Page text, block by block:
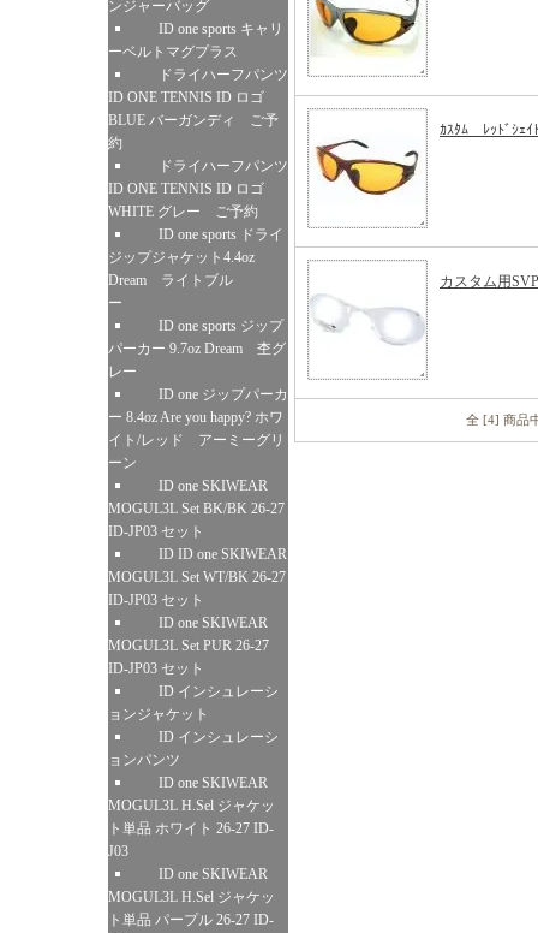
ンジャーバッグ
ID one sports キャリ
ーベルトマグプラス
ドライハーフパンツ
ID ONE TENNIS ID ロゴ
BLUE バーガンディ ご予
約
ドライハーフパンツ
ID ONE TENNIS ID ロゴ
WHITE グレー ご予約
ID one sports ドライ
ジップジャケット4.4oz
Dream ライトブル
ー
ID one sports ジップ
パーカー 9.7oz Dream 杢グ
レー
ID one ジップパーカ
ー 8.4oz Are you happy? ホワ
イト/レッド アーミーグリ
ーン
ID one SKIWEAR
MOGUL3L Set BK/BK 26-27
ID-JP03 セット
ID ID one SKIWEAR
MOGUL3L Set WT/BK 26-27
ID-JP03 セット
ID one SKIWEAR
MOGUL3L Set PUR 26-27
ID-JP03 セット
ID インシュレーシ
ョンジャケット
ID インシュレーシ
ョンパンツ
ID one SKIWEAR
MOGUL3L H.Sel ジャケッ
ト単品 ホワイト 26-27 ID-
J03
ID one SKIWEAR
MOGUL3L H.Sel ジャケッ
ト単品 パープル 26-27 ID-
ｶｽﾀﾑ ﾚｯﾄﾞｼｪｲ
カスタム用
全 [4] 商品